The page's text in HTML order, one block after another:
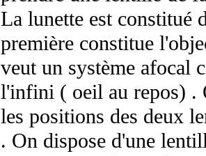
La lunette est constitué
première constitue
veut un système afocal
l'infini ( oeil au repos) .
les positions des deux
. On dispose d'une